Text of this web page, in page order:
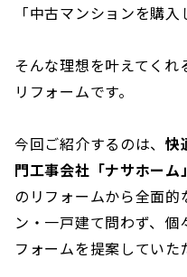
「中古マンションを購
そんな理想を叶えてく
リフォームです。
今回ご紹介するのは、 快
門工事会社「ナサホーム」
のリフォームから全面的
ン・一戸建て問わず、
フォームを提案していた